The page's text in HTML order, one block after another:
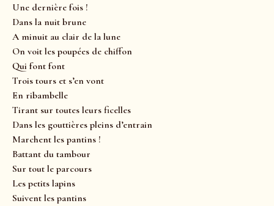
Une dernière fois !
Dans la nuit brune
A minuit au clair de la lune
On voit les poupées de chiffon
Qui font font
Trois tours et s’en vont
En ribambelle
Tirant sur toutes leurs ficelles
Dans les gouttières pleins d’entrain
Marchent les pantins !
Battant du tambour
Sur tout le parcours
Les petits lapins
Suivent les pantins